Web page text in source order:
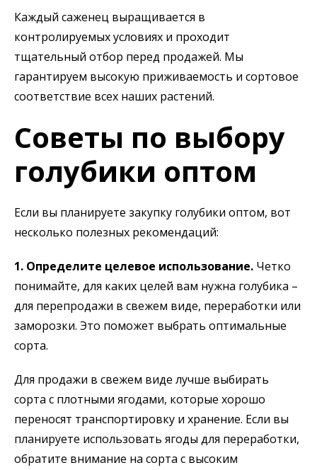
Каждый саженец выращивается в
контролируемых условиях и проходит
тщательный отбор перед продажей. Мы
гарантируем высокую приживаемость и сортовое
соответствие всех наших растений.
Советы по выбору
голубики оптом
Если вы планируете закупку голубики оптом, вот
несколько полезных рекомендаций:
1. Определите целевое использование. Четко
понимайте, для каких целей вам нужна голубика –
для перепродажи в свежем виде, переработки или
заморозки. Это поможет выбрать оптимальные
сорта.
Для продажи в свежем виде лучше выбирать
сорта с плотными ягодами, которые хорошо
переносят транспортировку и хранение. Если вы
планируете использовать ягоды для переработки,
обратите внимание на сорта с высоким